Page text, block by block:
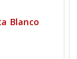
Blanco